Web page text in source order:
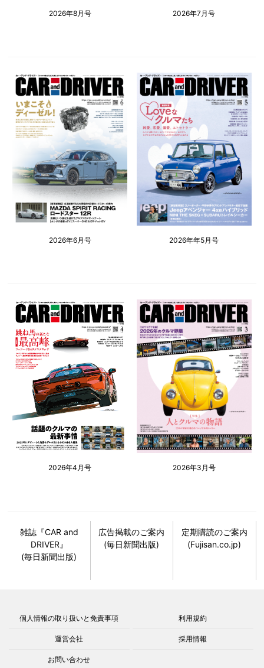
2026年8月号 2026年7月号
2026年6月号 2026年年5月号
2026年4月号 2026年3月号
雑誌『CAR and
DRIVER』
(毎日新聞出版)
広告掲載のご案内
(毎日新聞出版)
定期購読のご案内
(Fujisan.co.jp)
個人情報の取り扱いと免責事項 利用規約
運営会社 採用情報
お問い合わせ